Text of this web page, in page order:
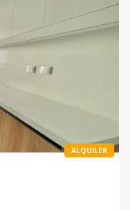
ALQUILER